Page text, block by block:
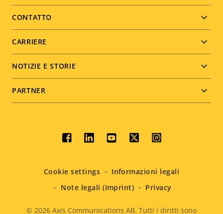
menu
CONTATTO
CARRIERE
NOTIZIE E STORIE
PARTNER
Social
menu
© 2026 Axis Communications AB. Tutti i diritti sono
Cookie settings
Informazioni legali
Note legali (Imprint)
Privacy